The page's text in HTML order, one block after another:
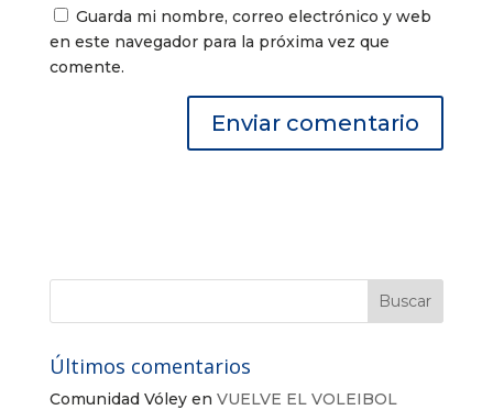
Guarda mi nombre, correo electrónico y web
en este navegador para la próxima vez que
comente.
Últimos comentarios
Comunidad Vóleyen VUELVE EL VOLEIBOL